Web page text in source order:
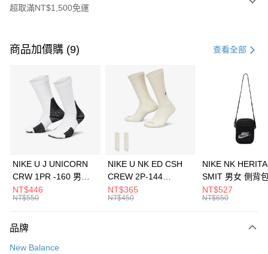
超取滿NT$1,500免運
信用卡一次付款
3 期 0 利率 每期 21家銀行
合作金庫商業銀行
第一商業銀行
華南商業銀行
彰化商業銀行
上海商業儲蓄銀行
元大商業銀行
台灣樂天信用卡公司
Apple Pay
全盈+PAY
AFTEE先享後付
【關於「AFTEE先享後付」】
便利好安心！
運送方式
商品加價購 (9) 查看全部
NIKE U J UNICORN
CRW 1PR -160 男女
中統襪 FZ3393100
NT$446
NT$550
NIKE U NK ED CSH
CREW 2P-144
EMBRDY 男女 短統襪
FZ3073133
NT$365
NT$450
NIKE NK
SMIT 男女 側背
BA5871010
NT$527
NT$650
品牌
New Balance